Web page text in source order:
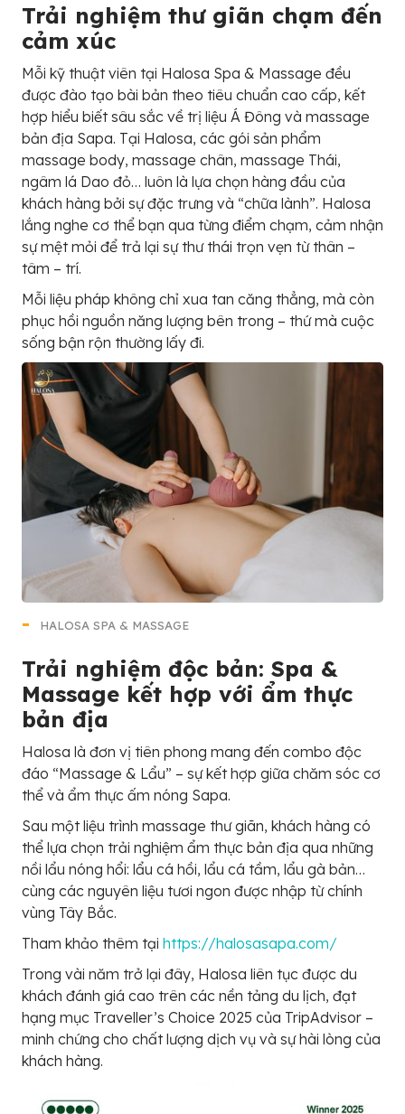
Trải nghiệm thư giãn chạm đến
cảm xúc
Mỗi kỹ thuật viên tại Halosa Spa & Massage đều
được đào tạo bài bản theo tiêu chuẩn cao cấp, kết
hợp hiểu biết sâu sắc về trị liệu Á Đông và massage
bản địa Sapa. Tại Halosa, các gói sản phẩm
massage body, massage chân, massage Thái,
ngâm lá Dao đỏ… luôn là lựa chọn hàng đầu của
khách hàng bởi sự đặc trưng và “chữa lành”. Halosa
lắng nghe cơ thể bạn qua từng điểm chạm, cảm nhận
sự mệt mỏi để trả lại sự thư thái trọn vẹn từ thân –
tâm – trí.
Mỗi liệu pháp không chỉ xua tan căng thẳng, mà còn
phục hồi nguồn năng lượng bên trong – thứ mà cuộc
sống bận rộn thường lấy đi.
HALOSA SPA & MASSAGE
Trải nghiệm độc bản: Spa &
Massage kết hợp với ẩm thực
bản địa
Halosa là đơn vị tiên phong mang đến combo độc
đáo “Massage & Lẩu” – sự kết hợp giữa chăm sóc cơ
thể và ẩm thực ấm nóng Sapa.
Sau một liệu trình massage thư giãn, khách hàng có
thể lựa chọn trải nghiệm ẩm thực bản địa qua những
nồi lẩu nóng hổi: lẩu cá hồi, lẩu cá tầm, lẩu gà bản…
cùng các nguyên liệu tươi ngon được nhập từ chính
vùng Tây Bắc.
Tham khảo thêm tại https://halosasapa.com/
Trong vài năm trở lại đây, Halosa liên tục được du
khách đánh giá cao trên các nền tảng du lịch, đạt
hạng mục Traveller’s Choice 2025 của TripAdvisor –
minh chứng cho chất lượng dịch vụ và sự hài lòng của
khách hàng.